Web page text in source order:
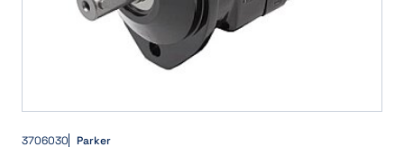
3706030 Parker